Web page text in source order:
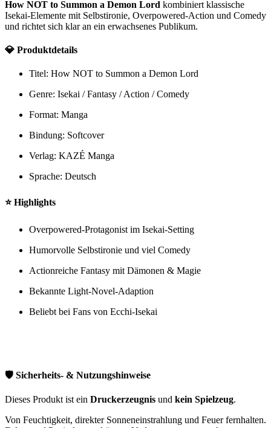
How NOT to Summon a Demon Lord kombiniert klassische
Isekai-Elemente mit Selbstironie, Overpowered-Action und Comedy
und richtet sich klar an ein erwachsenes Publikum.
💎 Produktdetails
Titel: How NOT to Summon a Demon Lord
Genre: Isekai / Fantasy / Action / Comedy
Format: Manga
Bindung: Softcover
Verlag: KAZÉ Manga
Sprache: Deutsch
⭐Highlights
Overpowered-Protagonist im Isekai-Setting
Humorvolle Selbstironie und viel Comedy
Actionreiche Fantasy mit Dämonen & Magie
Bekannte Light-Novel-Adaption
Beliebt bei Fans von Ecchi-Isekai
🛡️ Sicherheits- & Nutzungshinweise
Dieses Produkt ist ein Druckerzeugnis und kein Spielzeug.
Von Feuchtigkeit, direkter Sonneneinstrahlung und Feuer fernhalten.